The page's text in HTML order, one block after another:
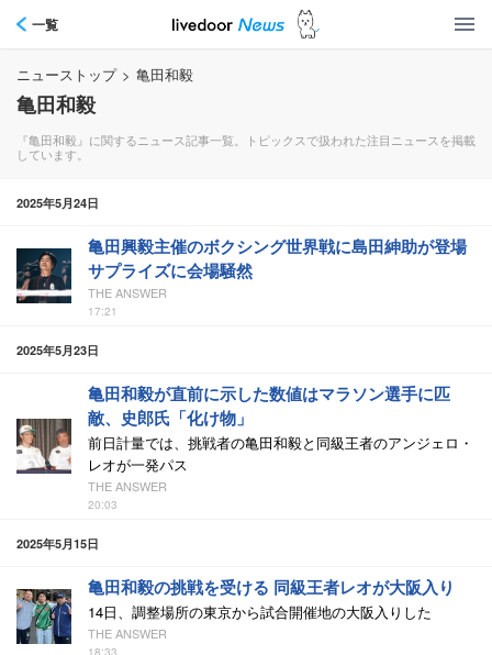
一覧
ニューストップ > 亀田和毅
亀田和毅
『亀田和毅』に関するニュース記事一覧。トピックスで扱われた注目ニュースを掲載
しています。
2025年5月24日
亀田興毅主催のボクシング世界戦に島田紳助が登場
サプライズに会場騒然
THE ANSWER
17:21
2025年5月23日
亀田和毅が直前に示した数値はマラソン選手に匹
敵、史郎氏「化け物」
前日計量では、挑戦者の亀田和毅と同級王者のアンジェロ・
レオが一発パス
THE ANSWER
20:03
2025年5月15日
亀田和毅の挑戦を受ける 同級王者レオが大阪入り
14日、調整場所の東京から試合開催地の大阪入りした
THE ANSWER
18:33